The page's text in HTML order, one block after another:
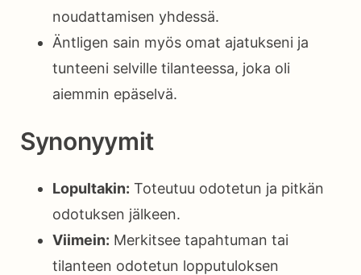
noudattamisen yhdessä.
Äntligen sain myös omat ajatukseni ja
tunteeni selville tilanteessa, joka oli
aiemmin epäselvä.
Synonyymit
Lopultakin: Toteutuu odotetun ja pitkän
odotuksen jälkeen.
Viimein: Merkitsee tapahtuman tai
tilanteen odotetun lopputuloksen